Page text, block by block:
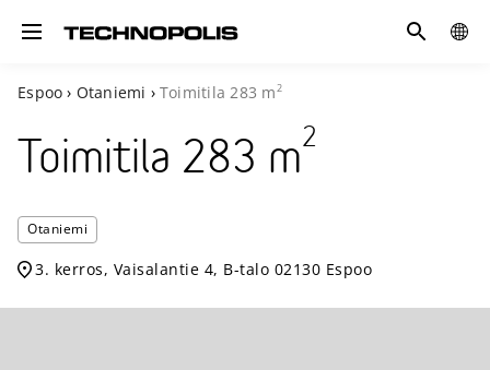
Toggle navigation
Hae
Espoo › Otaniemi › Toimitila 283 m2
Toimitila 283 m2
Otaniemi
Otaniemi
3. kerros, Vaisalantie 4, B-talo 02130 Espoo